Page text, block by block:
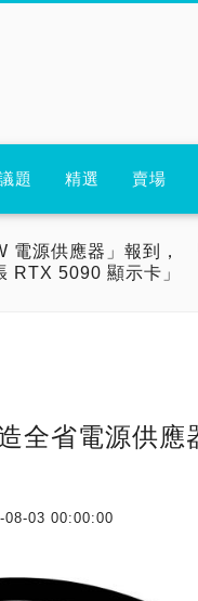
題 精選 賣場
電源供應器」報到，
RTX 5090 顯示卡」
全省電源供應
08-03 00:00:00